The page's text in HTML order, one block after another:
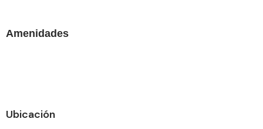
Amenidades
Ubicación